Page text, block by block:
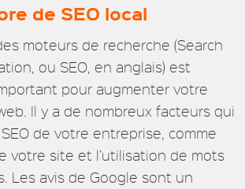
de SEO local
moteurs de recherche (Search
ou SEO, en anglais) est
pour augmenter votre
Il y a de nombreux facteurs qui
de votre entreprise, comme
votre site et l’utilisation de mots
Les avis de Google sont un